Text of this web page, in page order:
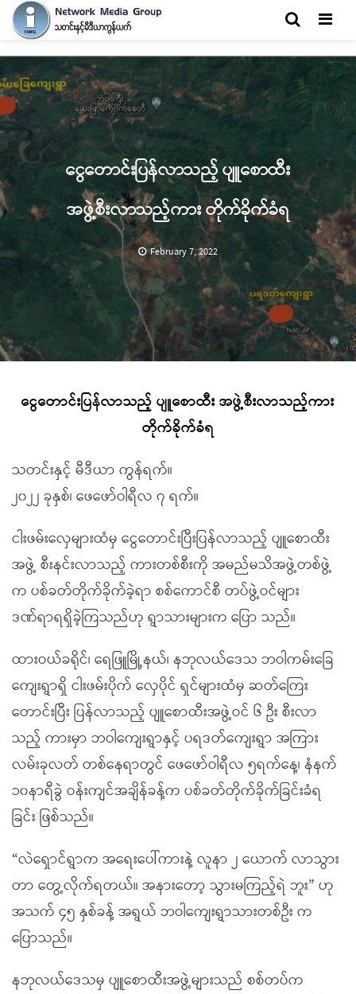
ငွေတောင်းပြန်လာသည့် ပျူစောထီး
အဖွဲ့စီးလာသည့်ကား တိုက်ခိုက်ခံရ
February 7, 2022
ငွေတောင်းပြန်လာသည့် ပျူစောထီး အဖွဲ့စီးလာသည့်ကား
တိုက်ခိုက်ခံရ
သတင်းနှင့် မီဒီယာ ကွန်ရက်။
၂၀၂၂ ခုနှစ်၊ ဖေဖော်ဝါရီလ ၇ ရက်။
ငါးဖမ်းလှေများထံမှ ငွေတောင်းပြီးပြန်လာသည့် ပျူစောထီး
အဖွဲ့ စီးနင်းလာသည့် ကားတစ်စီးကို အမည်မသိအဖွဲ့တစ်ဖွဲ့
က ပစ်ခတ်တိုက်ခိုက်ခဲ့ရာ စစ်ကောင်စီ တပ်ဖွဲ့ဝင်များ
ဒဏ်ရာရရှိခဲ့ကြသည်ဟု ရွာသားများက ပြော သည်။
ထားဝယ်ခရိုင်၊ ရေဖြူမြို့နယ်၊ နဘုလယ်ဒေသ ဘဝါကမ်းခြေ
ကျေးရွာရှိ ငါးဖမ်းပိုက် လှေပိုင် ရှင်များထံမှ ဆတ်ကြေး
တောင်းပြီး ပြန်လာသည့် ပျူစောထီးအဖွဲ့ဝင် ၆ ဦး စီးလာ
သည့် ကားမှာ ဘဝါကျေးရွာနှင့် ပရဒတ်ကျေးရွာ အကြား
လမ်းခုလတ် တစ်နေရာတွင် ဖေဖော်ဝါရီလ ၅ရက်နေ့၊ နံနက်
၁၀နာရီခွဲ ဝန်းကျင်အချိန်ခန့်က ပစ်ခတ်တိုက်ခိုက်ခြင်းခံရ
ခြင်း ဖြစ်သည်။
“လဲရှောင်ရွာက အရေးပေါ်ကားနဲ့ လူနာ ၂ ယောက် လာသွား
တာ တွေ့လိုက်ရတယ်။ အနားတော့ သွားမကြည့်ရဲ ဘူး” ဟု
အသက် ၄၅ နှစ်ခန့် အရွယ် ဘဝါကျေးရွာသားတစ်ဦး က
ပြောသည်။
နဘုလယ်ဒေသမှ ပျူစောထီးအဖွဲ့များသည် စစ်တပ်က